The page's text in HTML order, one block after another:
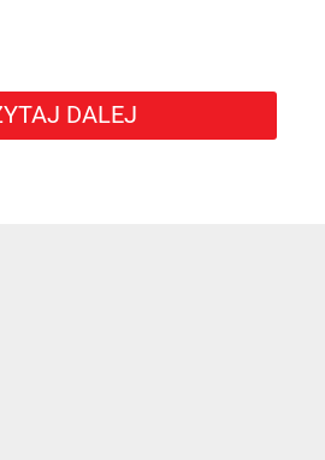
DALEJ